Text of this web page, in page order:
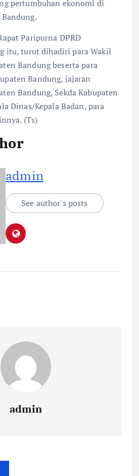
pertumbuhan ekonomi di
Paripurna DPRD
itu, turut dihadiri para Wakil
Bandung beserta para
Bandung, jajaran
Bandung, Sekda Kabupaten
Dinas/Kepala Badan, para
(Ts)
admin
See author's posts
admin